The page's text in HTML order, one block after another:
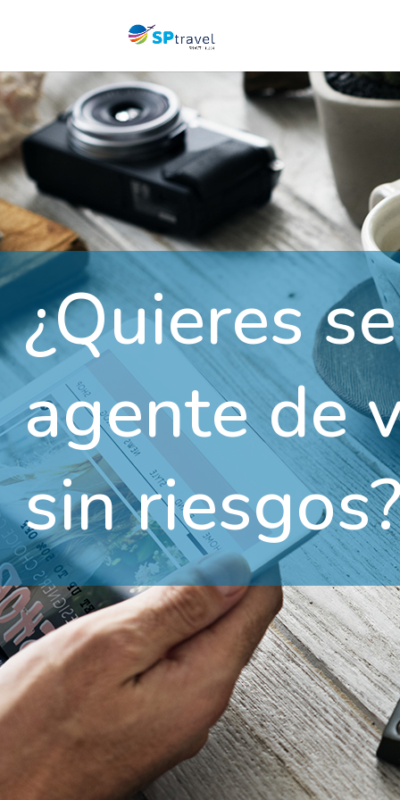
¿Quieres
agente de
sin